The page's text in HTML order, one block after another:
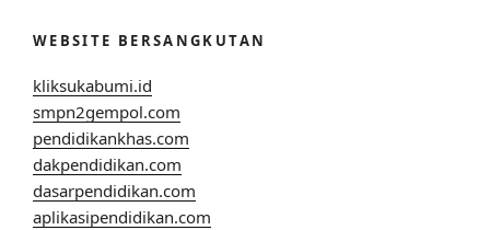
WEBSITE BERSANGKUTAN
kliksukabumi.id
smpn2gempol.com
pendidikankhas.com
dakpendidikan.com
dasarpendidikan.com
aplikasipendidikan.com